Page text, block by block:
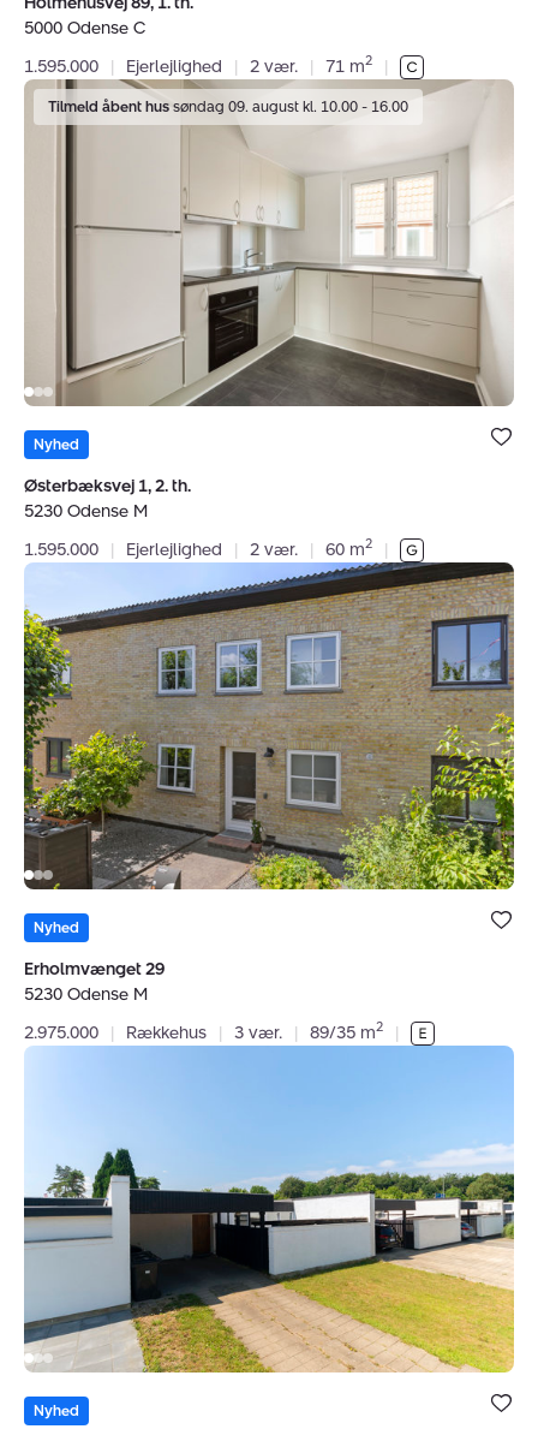
5000 Odense C
1.595.000
| Ejerlejlighed | 2 vær. | 71 m2 |
Ejerlejlighed:
Østerbæksvej
Tilmeld åbent hus søndag 09. august kl. 10.00 - 16.00
Bolig er
under dine
Nyhed
Østerbæksvej 1, 2. th.
5230 Odense M
1.595.000
| Ejerlejlighed | 2 vær. | 60 m2 |
Erholmvænget
29,
5230
Odense
M
Bolig er
under dine
Nyhed
Erholmvænget 29
5230 Odense M
2.975.000
| Rækkehus | 3 vær. | 89/35 m2 |
50,
5220
Odense
Bolig er
under dine
Nyhed